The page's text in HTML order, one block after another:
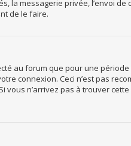
messagerie privée, l’envoi de
de le faire.
au forum que pour une période
connexion. Ceci n’est pas
n’arrivez pas à trouver